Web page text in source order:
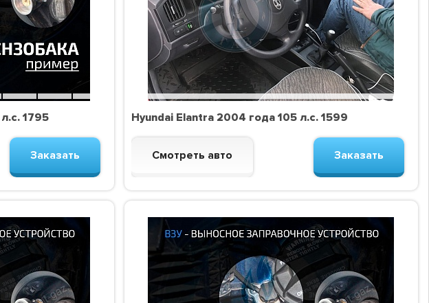
1795
Заказать
Hyundai Elantra 2004 года 105 л.с. 1599
Смотреть авто Заказать